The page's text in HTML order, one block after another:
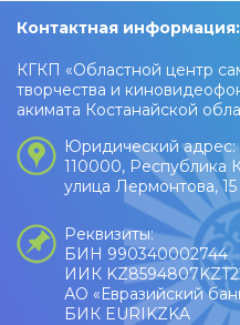
Контактная информация:
КГКП «Областной центр
творчества и
акимата Костанайской
Юридический адрес:
110000, Республика
улица Лермонтова, 15
Реквизиты:
БИН 990340002744
ИИК
АО «Евразийский
БИК EURIKZKA